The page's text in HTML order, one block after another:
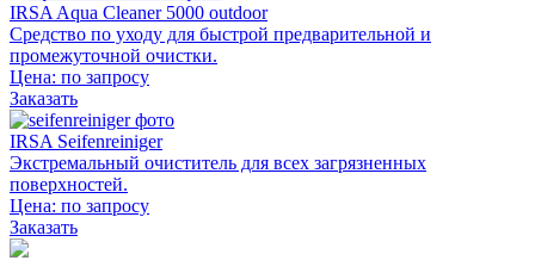
IRSA Aqua Cleaner 5000 outdoor
Средство по уходу для быстрой предварительной и
промежуточной очистки.
Цена: по запросу
Заказать
IRSA Seifenreiniger
Экстремальный очиститель для всех загрязненных
поверхностей.
Цена: по запросу
Заказать